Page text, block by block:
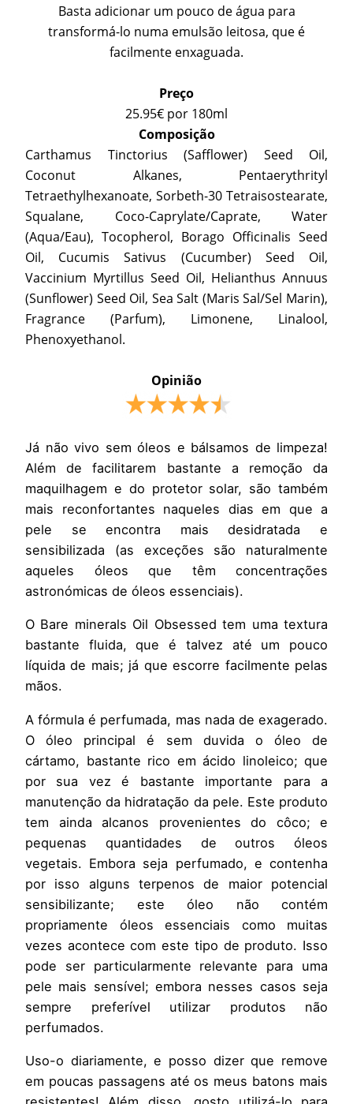
Basta adicionar um pouco de água para
transformá-lo numa emulsão leitosa, que é
facilmente enxaguada.
Preço
25.95€ por 180ml
Composição
Carthamus Tinctorius (Safflower) Seed Oil,
Coconut Alkanes, Pentaerythrityl
Tetraethylhexanoate, Sorbeth-30 Tetraisostearate,
Squalane, Coco-Caprylate/Caprate, Water
(Aqua/Eau), Tocopherol, Borago Officinalis Seed
Oil, Cucumis Sativus (Cucumber) Seed Oil,
Vaccinium Myrtillus Seed Oil, Helianthus Annuus
(Sunflower) Seed Oil, Sea Salt (Maris Sal/Sel Marin),
Fragrance (Parfum), Limonene, Linalool,
Phenoxyethanol.
Opinião
Já não vivo sem óleos e bálsamos de limpeza!
Além de facilitarem bastante a remoção da
maquilhagem e do protetor solar, são também
mais reconfortantes naqueles dias em que a
pele se encontra mais desidratada e
sensibilizada (as exceções são naturalmente
aqueles óleos que têm concentrações
astronómicas de óleos essenciais).
O Bare minerals Oil Obsessed tem uma textura
bastante fluida, que é talvez até um pouco
líquida de mais; já que escorre facilmente pelas
mãos.
A fórmula é perfumada, mas nada de exagerado.
O óleo principal é sem duvida o óleo de
cártamo, bastante rico em ácido linoleico; que
por sua vez é bastante importante para a
manutenção da hidratação da pele. Este produto
tem ainda alcanos provenientes do côco; e
pequenas quantidades de outros óleos
vegetais. Embora seja perfumado, e contenha
por isso alguns terpenos de maior potencial
sensibilizante; este óleo não contém
propriamente óleos essenciais como muitas
vezes acontece com este tipo de produto. Isso
pode ser particularmente relevante para uma
pele mais sensível; embora nesses casos seja
sempre preferível utilizar produtos não
perfumados.
Uso-o diariamente, e posso dizer que remove
em poucas passagens até os meus batons mais